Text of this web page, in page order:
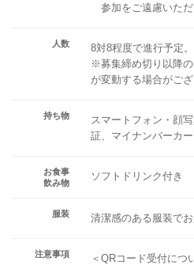
参加をご遠慮いただ
人数
8対8程度で進行予定
※募集締め切り以降
が変動する場合がござ
持ち物
スマートフォン・顔
証、マイナンバーカ
お食事
飲み物
ソフトドリンク付き
服装 清潔感のある服装でお
注意事項
＜QRコード受付につ